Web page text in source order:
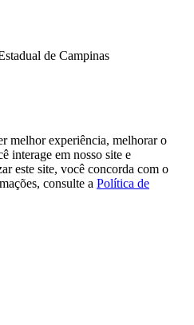
de Campinas
melhor experiência, melhorar o
interage em nosso site e
este site, você concorda com o
consulte a Política de